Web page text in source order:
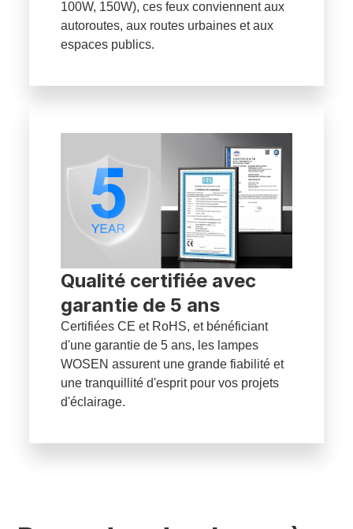
100W, 150W), ces feux conviennent aux
autoroutes, aux routes urbaines et aux
espaces publics.
Qualité certifiée avec
garantie de 5 ans
Certifiées CE et RoHS, et bénéficiant
d'une garantie de 5 ans, les lampes
WOSEN assurent une grande fiabilité et
une tranquillité d'esprit pour vos projets
d'éclairage.